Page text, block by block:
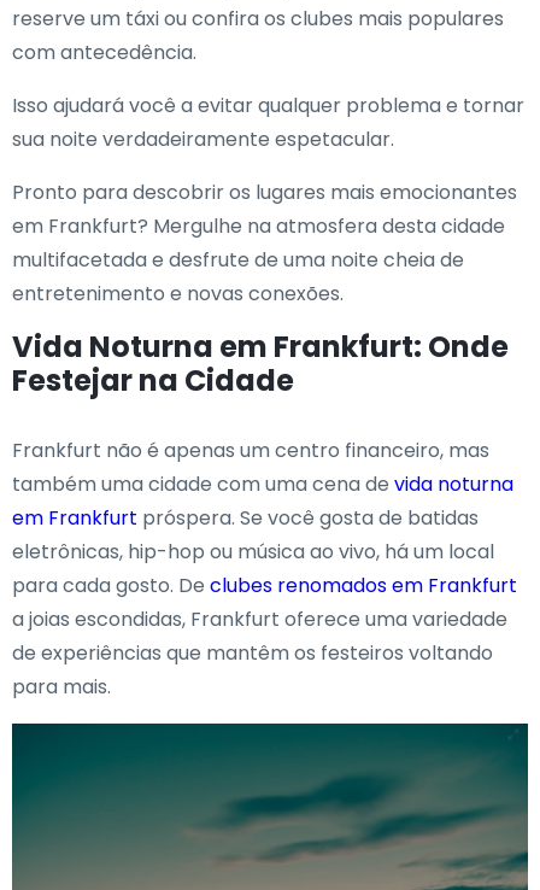
reserve um táxi ou confira os clubes mais populares
com antecedência.
Isso ajudará você a evitar qualquer problema e tornar
sua noite verdadeiramente espetacular.
Pronto para descobrir os lugares mais emocionantes
em Frankfurt? Mergulhe na atmosfera desta cidade
multifacetada e desfrute de uma noite cheia de
entretenimento e novas conexões.
Vida Noturna em Frankfurt: Onde
Festejar na Cidade
Frankfurt não é apenas um centro financeiro, mas
também uma cidade com uma cena de vida noturna
em Frankfurt próspera. Se você gosta de batidas
eletrônicas, hip-hop ou música ao vivo, há um local
para cada gosto. De clubes renomados em Frankfurt
a joias escondidas, Frankfurt oferece uma variedade
de experiências que mantêm os festeiros voltando
para mais.